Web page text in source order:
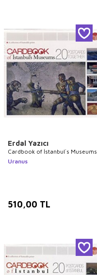
Erdal Yazıcı
Cardbook of İstanbul`s Museums
Uranus
510,00 TL